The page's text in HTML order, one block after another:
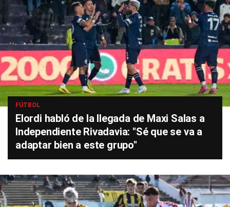
FÚTBOL
Elordi habló de la llegada de Maxi Salas a
Independiente Rivadavia: "Sé que se va a
adaptar bien a este grupo"